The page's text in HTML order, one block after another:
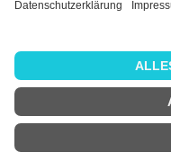
E-Mail-Adresse*
Passwort*Erforderlich
Ich habe die
ihr zu.